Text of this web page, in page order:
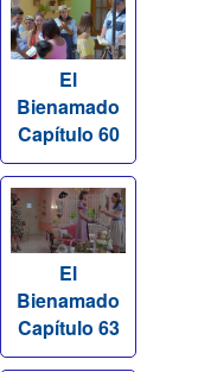
El
Bienamado
Capítulo 60
El
Bienamado
Capítulo 63